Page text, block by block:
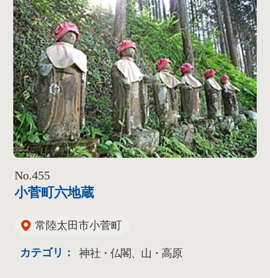
No.455
小菅町六地蔵
常陸太田市小菅町
カテゴリ： 神社・仏閣、山・高原